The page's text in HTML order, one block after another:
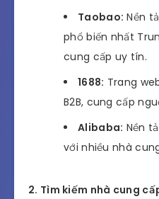
Taobao: Nền
phổ biến nhất
cung cấp uy tín.
1688: Trang
B2B, cung cấp
Alibaba: Nền
với nhiều nhà
2. Tìm kiếm nhà cung